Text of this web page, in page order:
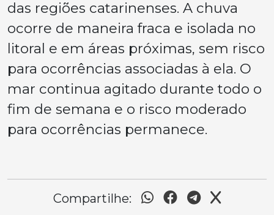
das regiões catarinenses. A chuva
ocorre de maneira fraca e isolada no
litoral e em áreas próximas, sem risco
para ocorrências associadas à ela. O
mar continua agitado durante todo o
fim de semana e o risco moderado
para ocorrências permanece.
Compartilhe: